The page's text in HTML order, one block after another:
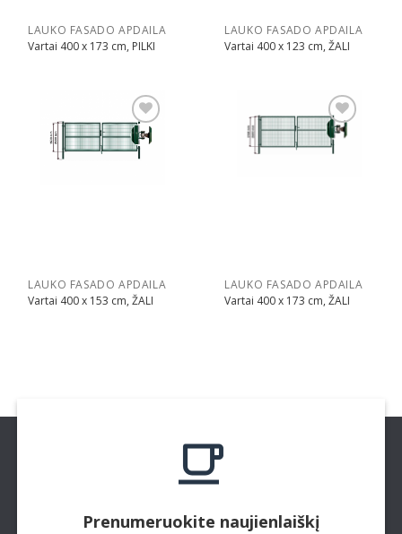
LAUKO FASADO APDAILA
Vartai 400 x 173 cm, PILKI
LAUKO FASADO APDAILA
Vartai 400 x 123 cm, ŽALI
Pridėti
LAUKO FASADO APDAILA
Vartai 400 x 153 cm, ŽALI
Pridėti
LAUKO FASADO APDAILA
Vartai 400 x 173 cm, ŽALI
Prenumeruokite naujienlaiškį